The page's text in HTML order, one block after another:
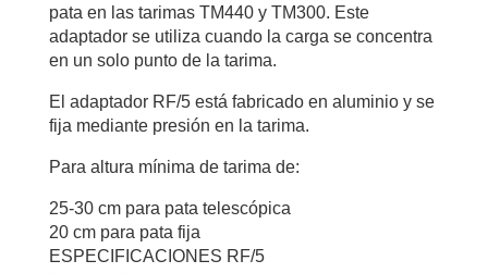
pata en las tarimas TM440 y TM300. Este
adaptador se utiliza cuando la carga se concentra
en un solo punto de la tarima.
El adaptador RF/5 está fabricado en aluminio y se
fija mediante presión en la tarima.
Para altura mínima de tarima de:
25-30 cm para pata telescópica
20 cm para pata fija
ESPECIFICACIONES RF/5